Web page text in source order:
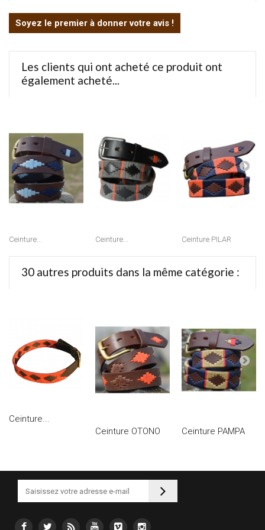
Soyez le premier à donner votre avis !
Les clients qui ont acheté ce produit ont
également acheté...
Ceinture... Ceinture... Ceinture PILAR
30 autres produits dans la même catégorie :
Ceinture...
Ceinture OTONO
Ceinture PAMPA